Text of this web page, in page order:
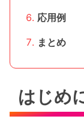
応用例
まとめ
はじめ